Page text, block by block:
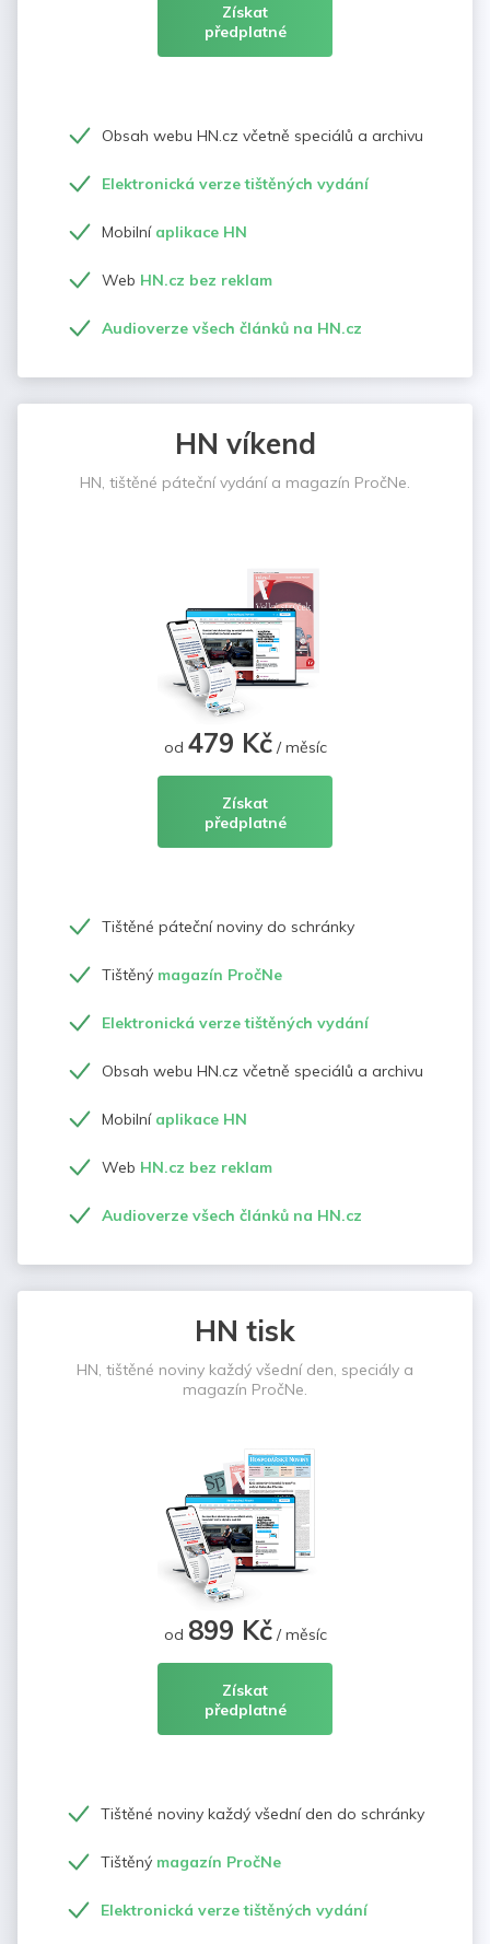
Získat
předplatné
Obsah webu HN.cz včetně speciálů a archivu
Elektronická verze tištěných vydání
Mobilní aplikace HN
Web HN.cz bez reklam
Audioverze všech článků na HN.cz
HN víkend
HN, tištěné páteční vydání a magazín PročNe.
od 479 Kč/ měsíc
Získat
předplatné
Tištěné páteční noviny do schránky
Tištěný magazín PročNe
Elektronická verze tištěných vydání
Obsah webu HN.cz včetně speciálů a archivu
Mobilní aplikace HN
Web HN.cz bez reklam
Audioverze všech článků na HN.cz
HN tisk
HN, tištěné noviny každý všední den, speciály a
magazín PročNe.
od 899 Kč/ měsíc
Získat
předplatné
Tištěné noviny každý všední den do schránky
Tištěný magazín PročNe
Elektronická verze tištěných vydání